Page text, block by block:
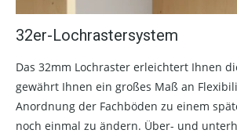
32er-Lochrastersystem
Das 32mm Lochraster erleichtert Ihnen
gewährt Ihnen ein großes Maß an
Anordnung der Fachböden zu einem
noch einmal zu ändern. Über- und